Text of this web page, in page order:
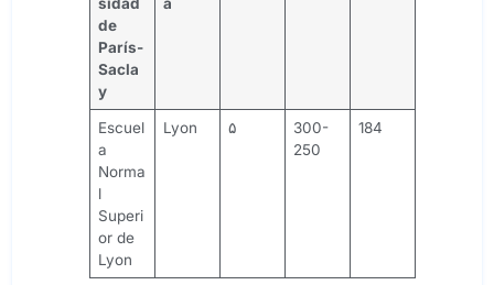
sidad
de
París-
Sacla
y
a
Escuel
a
Norma
l
Superi
or de
Lyon
Lyon ۵
300-
250
184